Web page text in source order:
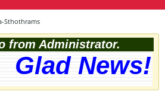
Sthothrams
from Administrator.
Glad News!